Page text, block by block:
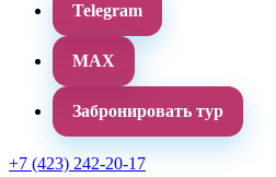
Telegram
МАХ
Забронировать тур
+7 (423) 242-20-17